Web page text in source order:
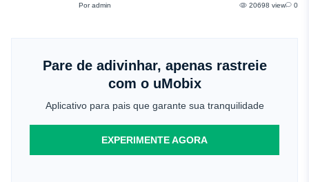
Por admin 20698 view 0
Pare de adivinhar, apenas rastreie
com o uMobix
Aplicativo para pais que garante sua tranquilidade
EXPERIMENTE AGORA